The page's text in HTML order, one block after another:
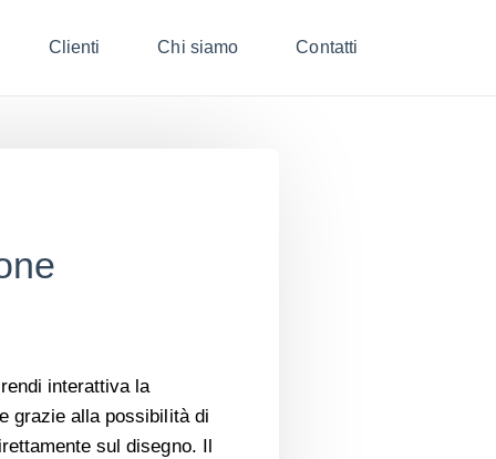
Clienti Chi siamo Contatti
interattiva la
grazie alla possibilità di
sul disegno. Il